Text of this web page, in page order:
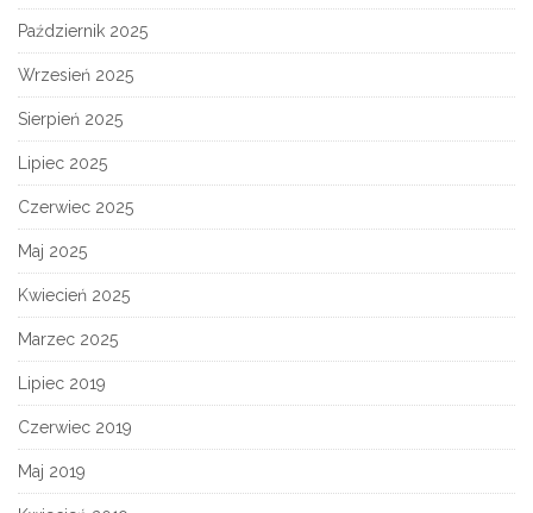
Październik 2025
Wrzesień 2025
Sierpień 2025
Lipiec 2025
Czerwiec 2025
Maj 2025
Kwiecień 2025
Marzec 2025
Lipiec 2019
Czerwiec 2019
Maj 2019